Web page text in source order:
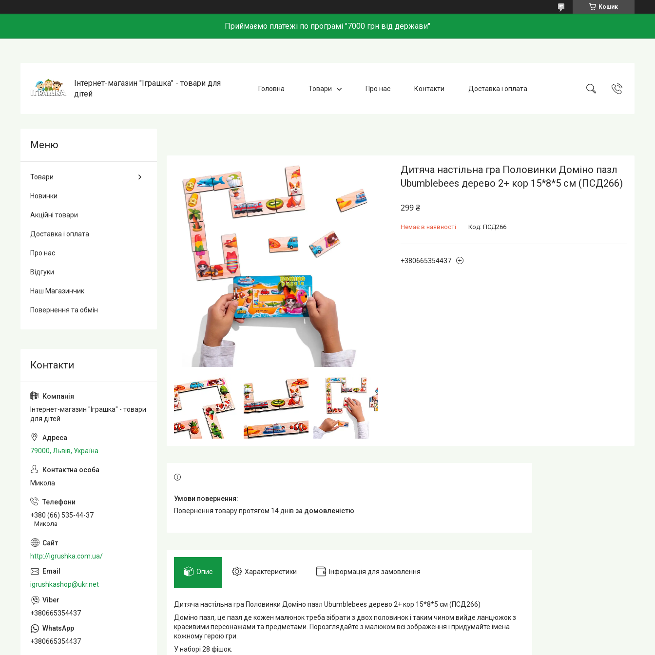
Кошик
Приймаємо платежі по програмі "7000 грн від держави"
Інтернет-магазин "Іграшка" - товари для
дітей
Головна Товари Про нас Контакти Доставка і оплата
Дитяча настільна гра Половинки Доміно пазл
Ubumblebees дерево 2+ кор 15*8*5 см (ПСД266)
299 ₴
Немає в наявності Код: ПСД266
+380665354437
повернення товару протягом 14 днів за домовленістю
Опис Характеристики Інформація для замовлення
Дитяча настільна гра Половинки Доміно пазл Ubumblebees дерево 2+ кор 15*8*5 см (ПСД266)
Доміно пазл, це пазл де кожен малюнок треба зібрати з двох половинок і таким чином вийде ланцюжок з
красивими персонажами та предметами. Порозглядайте з малюком всі зображення і придумайте імена
кожному герою гри.
У наборі 28 фішок.
Товари
Новинки
Акційні товари
Доставка і оплата
Про нас
Відгуки
Наш Магазинчик
Повернення та обмін
Інтернет-магазин "Іграшка" - товари
для дітей
79000, Львів, Україна
Микола
+380 (66) 535-44-37
Микола
http://igrushka.com.ua/
igrushkashop@ukr.net
+380665354437
+380665354437